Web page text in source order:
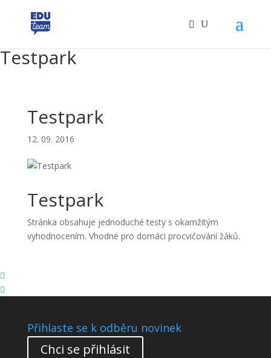
Testpark
Testpark
12. 09. 2016
Testpark
Stránka obsahuje jednoduché testy s okamžitým
vyhodnocením. Vhodné pro domáci procvičování žáků.


Přihlaste se k odběru novinek
Chci se přihlásit